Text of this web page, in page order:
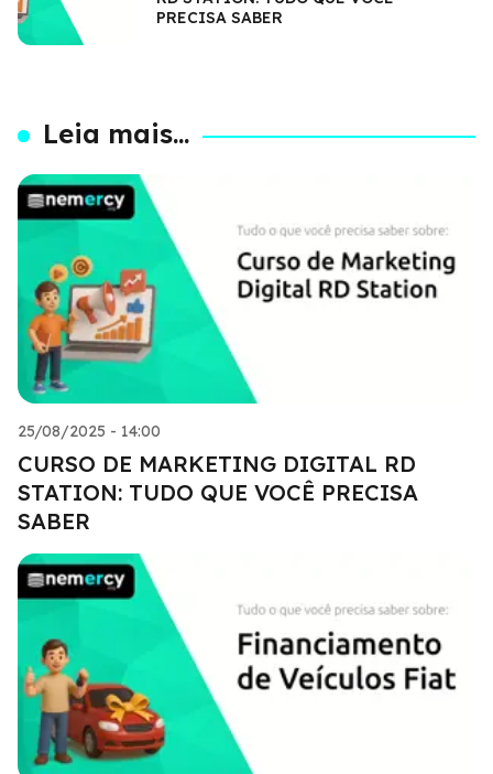
PRECISA SABER
Leia mais...
25/08/2025 - 14:00
CURSO DE MARKETING DIGITAL RD
STATION: TUDO QUE VOCÊ PRECISA
SABER